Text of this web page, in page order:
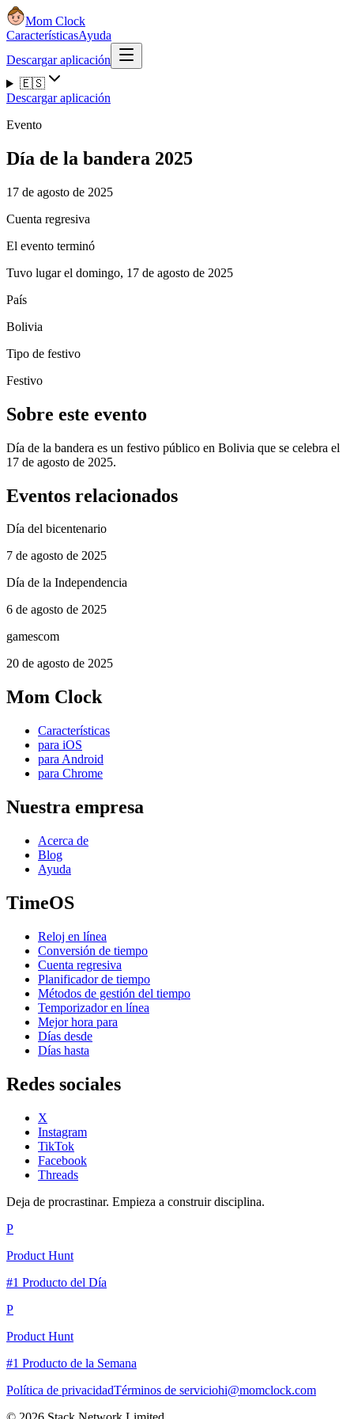
Mom Clock
CaracterísticasAyuda
Descargar aplicación
🇪🇸
Descargar aplicación
Evento
Día de la bandera 2025
17 de agosto de 2025
Cuenta regresiva
El evento terminó
Tuvo lugar el domingo, 17 de agosto de 2025
País
Bolivia
Tipo de festivo
Festivo
Sobre este evento
Día de la bandera es un festivo público en Bolivia que se celebra el
17 de agosto de 2025.
Eventos relacionados
Día del bicentenario
7 de agosto de 2025
Día de la Independencia
6 de agosto de 2025
gamescom
20 de agosto de 2025
Mom Clock
Características
para iOS
para Android
para Chrome
Nuestra empresa
Acerca de
Blog
Ayuda
TimeOS
Reloj en línea
Conversión de tiempo
Cuenta regresiva
Planificador de tiempo
Métodos de gestión del tiempo
Temporizador en línea
Mejor hora para
Días desde
Días hasta
Redes sociales
X
Instagram
TikTok
Facebook
Threads
Deja de procrastinar. Empieza a construir disciplina.
P
Product Hunt
#1 Producto del Día
P
Product Hunt
#1 Producto de la Semana
Política de privacidadTérminos de serviciohi@momclock.com